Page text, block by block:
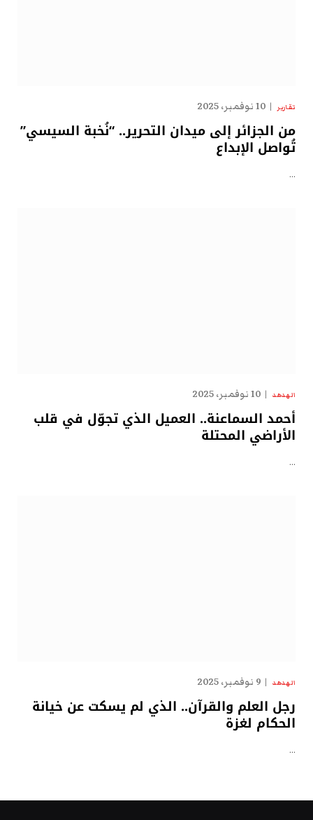
تقارير 10 نوفمبر، 2025
من الجزائر إلى ميدان التحرير.. “نُخبة السيسي”
تُواصل الإبداع
…
الهدهد 10 نوفمبر، 2025
أحمد السماعنة.. العميل الذي تجوّل في قلب
الأراضي المحتلة
…
الهدهد 9 نوفمبر، 2025
رجل العلم والقرآن.. الذي لم يسكت عن خيانة
الحكام لغزة
…